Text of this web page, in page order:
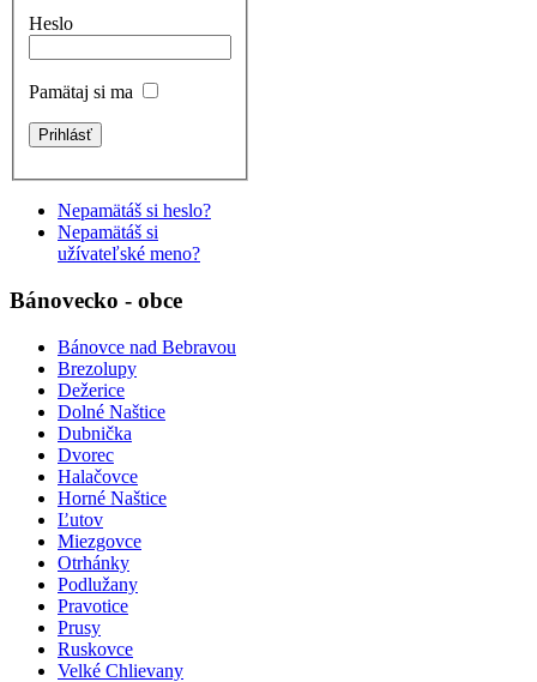
Heslo
Pamätaj si ma
Nepamätáš si heslo?
Nepamätáš si
užívateľské meno?
Bánovecko - obce
Bánovce nad Bebravou
Brezolupy
Dežerice
Dolné Naštice
Dubnička
Dvorec
Halačovce
Horné Naštice
Ľutov
Miezgovce
Otrhánky
Podlužany
Pravotice
Prusy
Ruskovce
Velké Chlievany